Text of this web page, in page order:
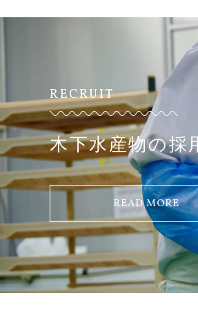
RECRUIT
木下水産物の採
READ MORE